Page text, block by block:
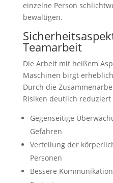
einzelne Person
bewältigen.
Teamarbeit
Die Arbeit mit heißem
Maschinen birgt
Durch die
Risiken deutlich reduziert
Gegenseitige
Gefahren
Verteilung der
Personen
Bessere